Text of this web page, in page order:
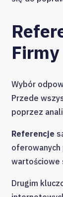
Wybór
Przede
poprzez
Referencje
oferowanych
wartościowe
Drugim